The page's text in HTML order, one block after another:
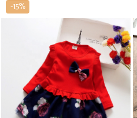
-15%